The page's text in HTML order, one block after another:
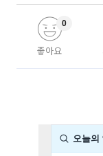
좋아요
0